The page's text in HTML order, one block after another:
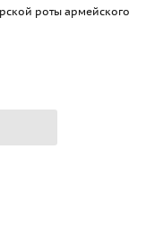
роты армейского